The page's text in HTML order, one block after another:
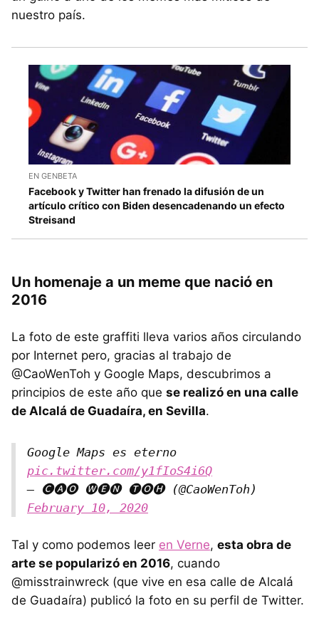
nuestro país.
EN GENBETA
Facebook y Twitter han frenado la difusión de un
artículo crítico con Biden desencadenando un efecto
Streisand
Un homenaje a un meme que nació en
2016
La foto de este graffiti lleva varios años circulando
por Internet pero, gracias al trabajo de
@CaoWenToh y Google Maps, descubrimos a
principios de este año que se realizó en una calle
de Alcalá de Guadaíra, en Sevilla.
Google Maps es eterno
pic.twitter.com/y1fIoS4i6Q
— 🅒🅐🅞 🅦🅔🅝 🅣🅞🅗 (@CaoWenToh)
February 10, 2020
Tal y como podemos leer en Verne, esta obra de
arte se popularizó en 2016, cuando
@misstrainwreck (que vive en esa calle de Alcalá
de Guadaíra) publicó la foto en su perfil de Twitter.